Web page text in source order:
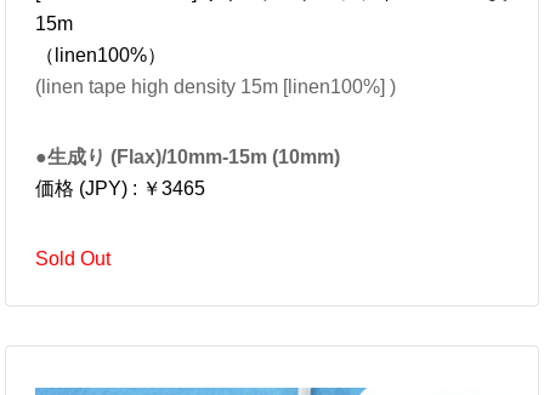
15m
（linen100%）
(linen tape high density 15m [linen100%] )
●生成り (Flax)/10mm-15m (10mm)
価格 (JPY) : ￥3465
Sold Out